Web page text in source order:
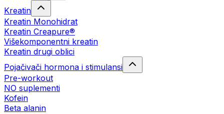
Kreatin
Kreatin Monohidrat
Kreatin Creapure®
Višekomponentni kreatin
Kreatin drugi oblici
Pojačivači hormona i stimulansi
Pre-workout
NO suplementi
Kofein
Beta alanin